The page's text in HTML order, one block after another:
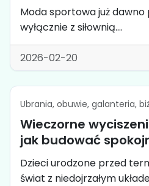
Moda sportowa już dawno
wyłącznie z siłownią....
2026-02-20
Ubrania, obuwie, galanteria,
Wieczorne
jak budować
Dzieci urodzone przed
świat z niedojrzałym